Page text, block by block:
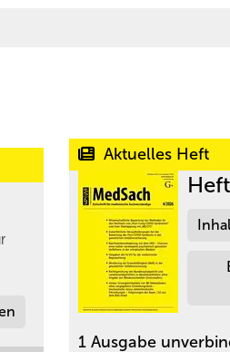
Aktuelles Heft
1 Ausgabe